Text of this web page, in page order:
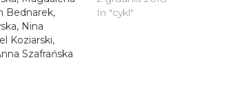
Bednarek,
Nina
Koziarski,
Szafrańska
In "cykl"